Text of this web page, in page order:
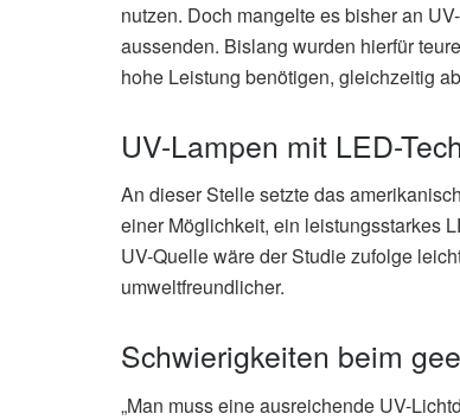
nutzen. Doch mangelte es bisher an
aussenden. Bislang wurden hierfür
hohe Leistung benötigen, gleichzeitig
UV-Lampen mit LED-
An dieser Stelle setzte das
einer Möglichkeit, ein leistungsstarkes
UV-Quelle wäre der Studie zufolge
umweltfreundlicher.
Schwierigkeiten beim
„Man muss eine ausreichende UV-